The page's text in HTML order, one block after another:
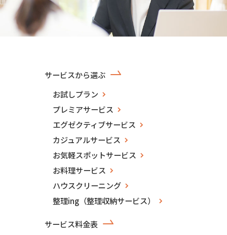
サービスから選ぶ
お試しプラン
プレミアサービス
エグゼクティブサービス
カジュアルサービス
お気軽スポットサービス
お料理サービス
ハウスクリーニング
整理ing（整理収納サービス）
サービス料金表